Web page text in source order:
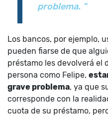
problema. ”
Los bancos, por ejemplo,
pueden fiarse de que
préstamo les devolverá el
persona como Felipe,
grave problema, ya que
corresponde con la
cuota de su préstamo,